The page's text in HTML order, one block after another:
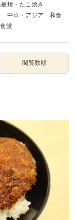
焼・たこ焼き
中華・アジア
和食
食堂
閲覧数順